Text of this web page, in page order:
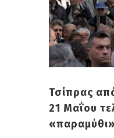
Τσίπρας
21 Μαΐου